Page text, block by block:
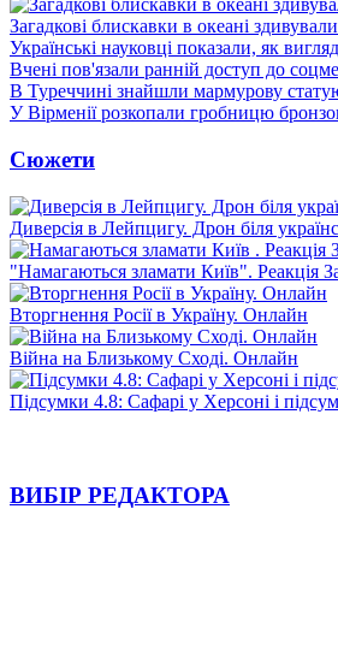
Загадкові блискавки в океані
Українські науковці показали, як
Вчені пов'язали ранній доступ до
В Туреччині знайшли мармурову
У Вірменії розкопали гробницю
Сюжети
Диверсія в Лейпцигу. Дрон біля
"Намагаються зламати Київ". Реакція
Вторгнення Росії в Україну. Онлайн
Війна на Близькому Сході. Онлайн
Підсумки 4.8: Сафарі у Херсоні і
ВИБІР РЕДАКТОРА